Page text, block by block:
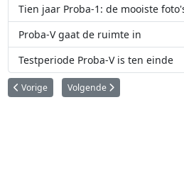
Tien jaar Proba-1: de mooiste
Proba-V gaat de ruimte in
Testperiode Proba-V is ten einde
Vorig artikel: Belgische OUFTI-1 satelliet
Vorige Volgende artikel: Proba-V
Volgende